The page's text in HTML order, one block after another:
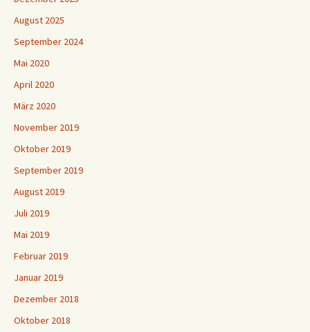
August 2025
September 2024
Mai 2020
April 2020
März 2020
November 2019
Oktober 2019
September 2019
August 2019
Juli 2019
Mai 2019
Februar 2019
Januar 2019
Dezember 2018
Oktober 2018